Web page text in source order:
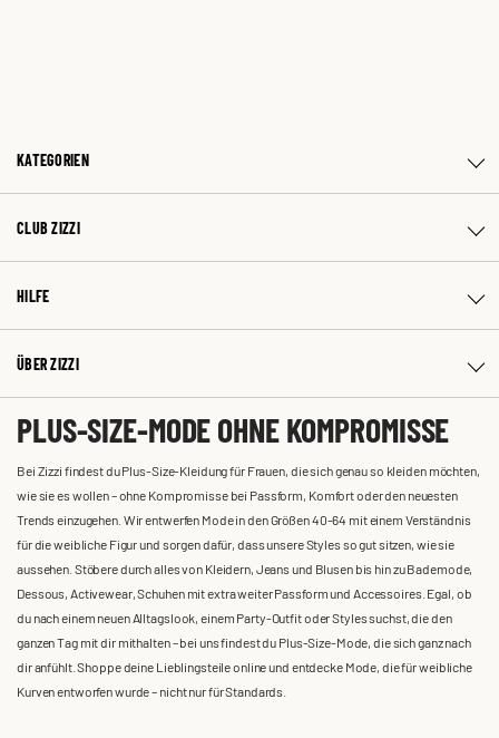
KATEGORIEN
CLUB ZIZZI
HILFE
ÜBER ZIZZI
PLUS-SIZE-MODE OHNE KOMPROMISSE
Bei Zizzi findest du Plus-Size-Kleidung für Frauen, die sich genau so kleiden möchten,
wie sie es wollen – ohne Kompromisse bei Passform, Komfort oder den neuesten
Trends einzugehen. Wir entwerfen Mode in den Größen 40-64 mit einem Verständnis
für die weibliche Figur und sorgen dafür, dass unsere Styles so gut sitzen, wie sie
aussehen. Stöbere durch alles von Kleidern, Jeans und Blusen bis hin zu Bademode,
Dessous, Activewear, Schuhen mit extra weiter Passform und Accessoires. Egal, ob
du nach einem neuen Alltagslook, einem Party-Outfit oder Styles suchst, die den
ganzen Tag mit dir mithalten – bei uns findest du Plus-Size-Mode, die sich ganz nach
dir anfühlt. Shoppe deine Lieblingsteile online und entdecke Mode, die für weibliche
Kurven entworfen wurde – nicht nur für Standards.